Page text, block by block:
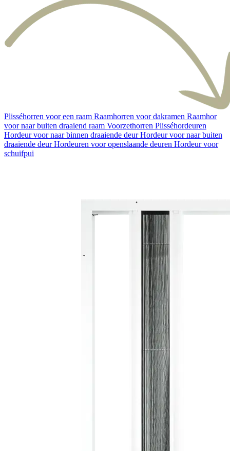
Plisséhorren voor een raam Raamhorren voor dakramen Raamhor
voor naar buiten draaiend raam Voorzethorren Plisséhordeuren
Hordeur voor naar binnen draaiende deurHordeur voor naar buiten
draaiende deurHordeuren voor openslaande deuren Hordeur voor
schuifpui